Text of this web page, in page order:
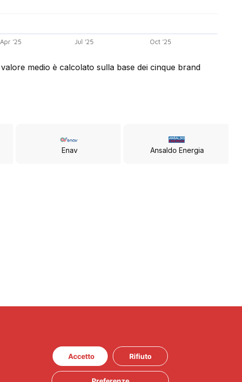
Accetto Rifiuto
Apr '25 Jul '25 Oct '25
medio è calcolato sulla base dei cinque brand
Enav Ansaldo Energia